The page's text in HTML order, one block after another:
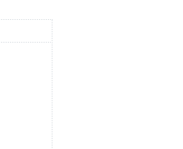
söndag, 5 november